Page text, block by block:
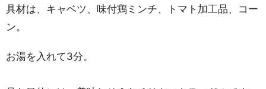
具材は、キャベツ、味付鶏ミンチ、トマト加工品、コー
ン。
お湯を入れて3分。